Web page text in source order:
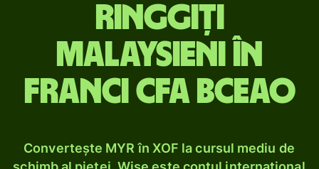
Ringgiți
malaysieni în
franci CFA BCEAO
Convertește MYR în XOF la cursul mediu de